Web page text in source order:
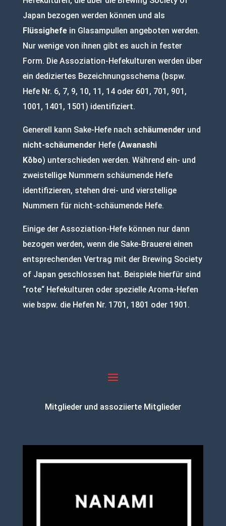
Japan bezogen werden können und als
Flüssighefein Glasampullen angeboten werden.
Nur wenige von ihnen gibt es auch in fester
Form. Die Assoziation-Hefekulturen werden über
ein dediziertes Bezeichnungsschema (bspw.
Hefe Nr. 6, 7, 9, 10, 11, 14 oder 601, 701, 901,
1001, 1401, 1501) identifiziert.
Generell kann Sake-Hefe nach schäumender und
nicht-schäumender Hefe (Awanashi
Kōbo) unterschieden werden. Während ein- und
zweistellige Nummern schäumende Hefe
identifizieren, stehen drei- und vierstellige
Nummern für nicht-schäumende Hefe.
Einige der Assoziation-Hefe können nur dann
bezogen werden, wenn die Sake-Brauerei einen
entsprechenden Vertrag mit der Brewing Society
of Japan geschlossen hat. Beispiele hierfür sind
“rote“ Hefekulturen oder spezielle Aroma-Hefen
wie bspw. die Hefen Nr. 1701, 1801 oder 1901.
Mitglieder und assoziierte Mitglieder